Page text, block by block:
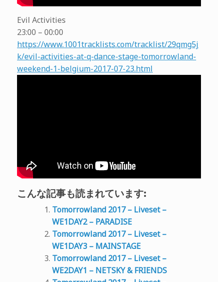
Evil Activities
23:00 – 00:00
https://www.1001tracklists.com/tracklist/29qmg5j
k/evil-activities-at-q-dance-stage-tomorrowland-
weekend-1-belgium-2017-07-23.html
こんな記事も読まれています:
Tomorrowland 2017 – Liveset –
WE1DAY2 – PARADISE
Tomorrowland 2017 – Liveset –
WE1DAY3 – MAINSTAGE
Tomorrowland 2017 – Liveset –
WE2DAY1 – NETSKY & FRIENDS